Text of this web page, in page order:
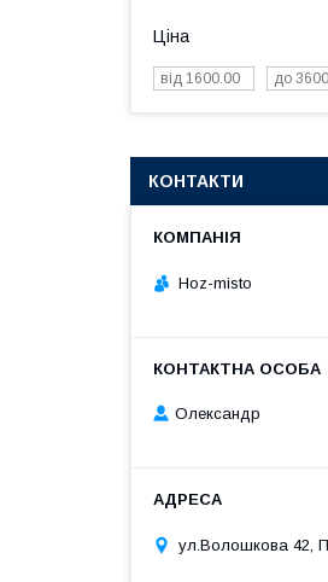
Ціна
КОНТАКТИ
Hoz-misto
Олександр
ул.Волошкова 42,